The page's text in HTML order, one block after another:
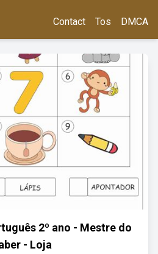
Contact Tos DMCA
2º ano - Mestre do
- Loja